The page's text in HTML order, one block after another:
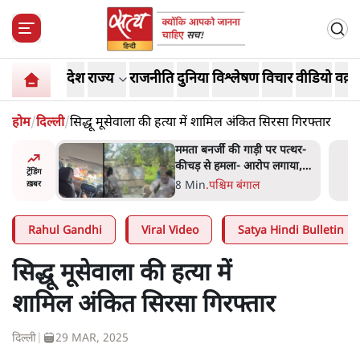
देशराज्य राजनीतिदुनियाविश्लेषणविचारवीडियो
होम/दिल्ली/सिद्धू मूसेवाला की हत्या में शामिल अंकित सिरसा गिरफ्तार
ट्रेंडिंग
ख़बर
किसका
ममता बनर्जी की गाड़ी पर पत्थर-
कीचड़ से हमला- आरोप लगाया,
'मेरी जान भी जा सकती थी'
8 Min.पश्चिम बंगाल
Rahul Gandhi Viral Video Satya Hindi Bulletin
सिद्धू मूसेवाला की हत्या में
शामिल अंकित सिरसा गिरफ्तार
दिल्ली 29 MAR, 2025